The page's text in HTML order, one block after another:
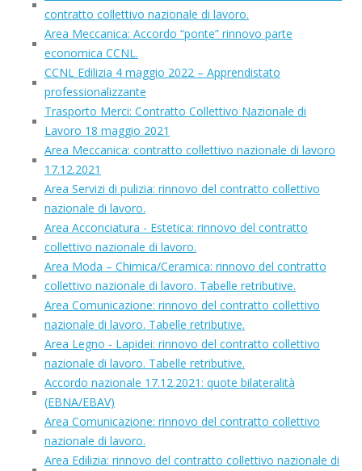
contratto collettivo nazionale di lavoro.
Area Meccanica: Accordo “ponte” rinnovo parte
economica CCNL.
CCNL Edilizia 4 maggio 2022 – Apprendistato
professionalizzante
Trasporto Merci: Contratto Collettivo Nazionale di
Lavoro 18 maggio 2021
Area Meccanica: contratto collettivo nazionale di lavoro
17.12.2021
Area Servizi di pulizia: rinnovo del contratto collettivo
nazionale di lavoro.
Area Acconciatura - Estetica: rinnovo del contratto
collettivo nazionale di lavoro.
Area Moda – Chimica/Ceramica: rinnovo del contratto
collettivo nazionale di lavoro. Tabelle retributive.
Area Comunicazione: rinnovo del contratto collettivo
nazionale di lavoro. Tabelle retributive.
Area Legno - Lapidei: rinnovo del contratto collettivo
nazionale di lavoro. Tabelle retributive.
Accordo nazionale 17.12.2021: quote bilateralità
(EBNA/EBAV)
Area Comunicazione: rinnovo del contratto collettivo
nazionale di lavoro.
Area Edilizia: rinnovo del contratto collettivo nazionale di